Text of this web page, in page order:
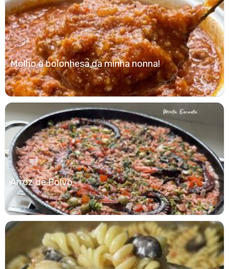
Molho à bolonhesa da minha nonna!
Arroz de Polvo